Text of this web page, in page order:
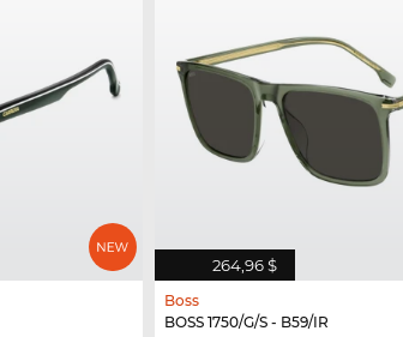
264,96 $
Boss
BOSS 1750/G/S - B59/IR